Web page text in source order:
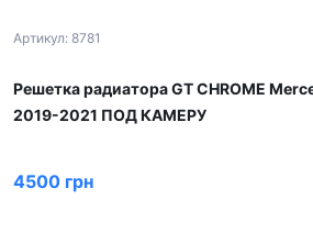
Артикул: 8781
Решетка радиатора GT CHROME
2019-2021 ПОД КАМЕРУ
4500 грн